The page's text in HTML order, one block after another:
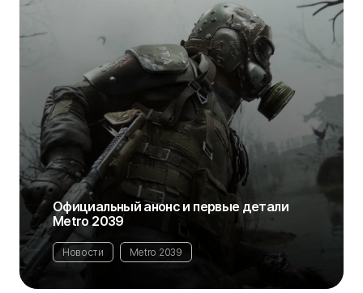
Официальный анонс и первые детали
Metro 2039
Новости Metro 2039